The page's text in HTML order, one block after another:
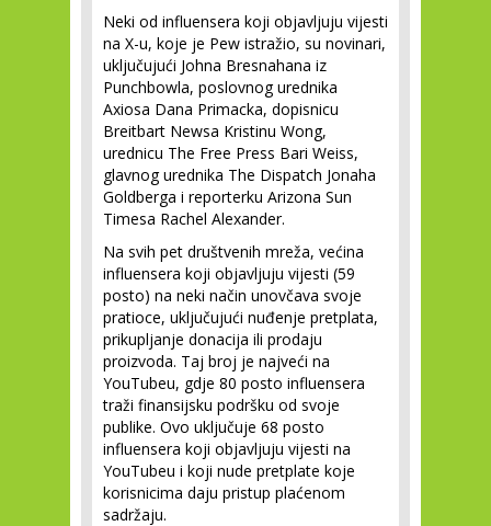
Neki od influensera koji objavljuju vijesti
na X-u, koje je Pew istražio, su novinari,
uključujući Johna Bresnahana iz
Punchbowla, poslovnog urednika
Axiosa Dana Primacka, dopisnicu
Breitbart Newsa Kristinu Wong,
urednicu The Free Press Bari Weiss,
glavnog urednika The Dispatch Jonaha
Goldberga i reporterku Arizona Sun
Timesa Rachel Alexander.
Na svih pet društvenih mreža, većina
influensera koji objavljuju vijesti (59
posto) na neki način unovčava svoje
pratioce, uključujući nuđenje pretplata,
prikupljanje donacija ili prodaju
proizvoda. Taj broj je najveći na
YouTubeu, gdje 80 posto influensera
traži finansijsku podršku od svoje
publike. Ovo uključuje 68 posto
influensera koji objavljuju vijesti na
YouTubeu i koji nude pretplate koje
korisnicima daju pristup plaćenom
sadržaju.